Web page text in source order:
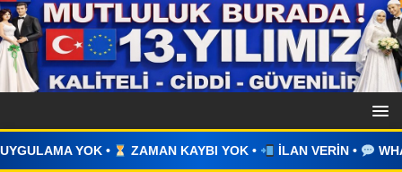
KAYBI YOK • İLAN VERİN • WHATSAPP ÜZERİNDEN